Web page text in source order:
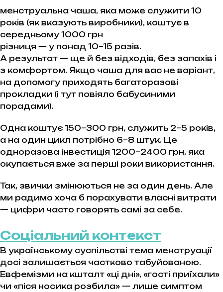
менструальна чаша, яка може служити 10
років (як вказують виробники), коштує в
середньому 1000 грн
різниця — у понад 10–15 разів.
А результат — ще й без відходів, без запахів і
з комфортом. Якщо чаша для вас не варіант,
на допомогу приходять багаторазові
прокладки (і тут повіяло бабусиними
порадами).
Одна коштує 150–300 грн, служить 2–5 років,
а на один цикл потрібно 6–8 штук. Це
одноразова інвестиція 1200–2400 грн, яка
окупається вже за перші роки використання.
Так, звички змінюються не за один день. Але
ми радимо хоча б порахувати власні витрати
— цифри часто говорять самі за себе.
Соціальний контекст
В українському суспільстві тема менструації
досі залишається частково табуйованою.
Евфемізми на кшталт «ці дні», «гості приїхали»
чи «піся носика розбила» — лише симптом